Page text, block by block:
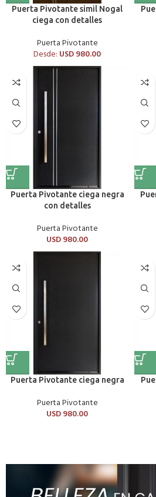
Puerta Pivotante simil Nogal
ciega con detalles
Puerta Pivotante
Desde: USD980.00
Puerta Pivotante ciega negra
con detalles
Puerta Pivotante
USD980.00
Puerta Pivotante ciega negra
Puerta Pivotante
USD980.00